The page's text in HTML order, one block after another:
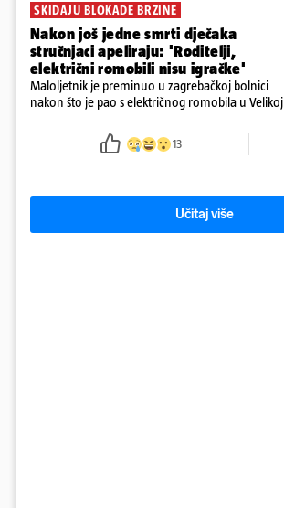
SKIDAJU BLOKADE BRZINE
Nakon još jedne smrti dječaka
stručnjaci apeliraju: 'Roditelji,
električni romobili nisu igračke'
Maloljetnik je preminuo u zagrebačkoj bolnici
nakon što je pao s električnog romobila u Velikoj
13
Učitaj više